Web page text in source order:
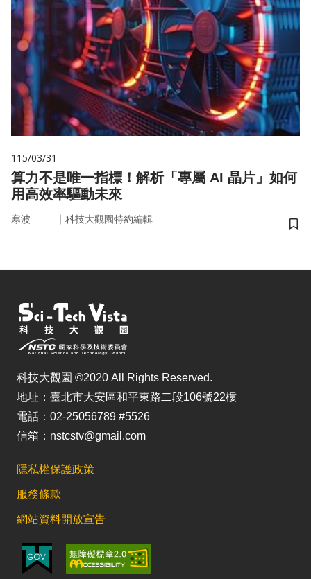
115/03/31
算力不是唯一指標！解析「專屬 AI 晶片」如何
用高效率驅動未來
寒波 ｜ 科技大觀園特約編輯
儲
科技大觀園 ©2020 All Rights Reserved.
地址：臺北市大安區和平東路二段106號22樓
電話：02-25056789 #5526
信箱：nstcstv@gmail.com
隱私權保護政策
服務條款
網站資料開放宣告